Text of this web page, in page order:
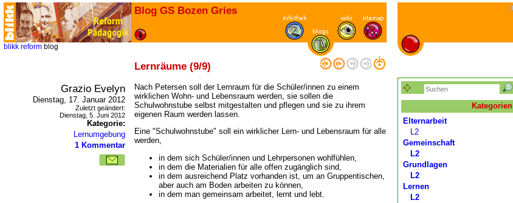
Blog GS Bozen Gries
blikk reform blog
Lernräume (9/9)
Grazio Evelyn
Dienstag, 17. Januar 2012
Zuletzt geändert:
Dienstag, 5. Juni 2012
Kategorie:
Lernumgebung
1 Kommentar
Nach Petersen soll der Lernraum für die Schüler/innen zu einem
wirklichen Wohn- und Lebensraum werden, sie sollen die
Schulwohnstube selbst mitgestalten und pflegen und sie zu ihrem
eigenen Raum werden lassen.
Eine "Schulwohnstube" soll ein wirklicher Lern- und Lebensraum für alle
werden,
in dem sich Schüler/innen und Lehrpersonen wohlfühlen,
in dem die Materialien für alle offen zugänglich sind,
in dem ausreichend Platz vorhanden ist, um an Gruppentischen,
aber auch am Boden arbeiten zu können,
in dem man gemeinsam arbeitet, lernt und lebt.
Kategorien
Elternarbeit
L2
Gemeinschaft
L2
Grundlagen
L2
Lernen
L2